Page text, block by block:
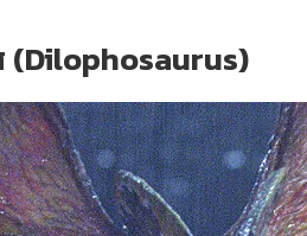
(Dilophosaurus)